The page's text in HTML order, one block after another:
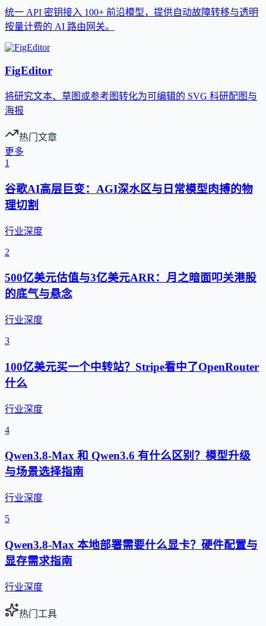
统一 API 密钥接入 100+ 前沿模型，提供自动故障转移与透明
按量计费的 AI 路由网关。
FigEditor
将研究文本、草图或参考图转化为可编辑的 SVG 科研配图与
海报
热门文章
更多
1
谷歌AI高层巨变：AGI深水区与日常模型肉搏的物
理切割
行业深度
2
500亿美元估值与3亿美元ARR：月之暗面叩关港股
的底气与悬念
行业深度
3
100亿美元买一个中转站？Stripe看中了OpenRouter
什么
行业深度
4
Qwen3.8-Max 和 Qwen3.6 有什么区别？模型升级
与场景选择指南
行业深度
5
Qwen3.8-Max 本地部署需要什么显卡？硬件配置与
显存需求指南
行业深度
热门工具